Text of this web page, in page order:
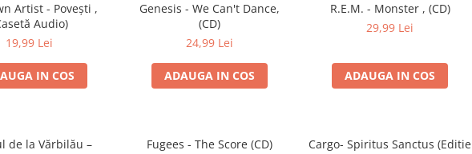
Artist - Povești ,
Audio)
19,99 Lei
IN COS
Genesis - We Can't Dance,
(CD)
24,99 Lei
ADAUGA IN COS
R.E.M. - Monster , (CD)
29,99 Lei
ADAUGA IN COS
de la Vărbilău –
Fugees - The Score (CD)
Cargo- Spiritus Sanctus (Editie